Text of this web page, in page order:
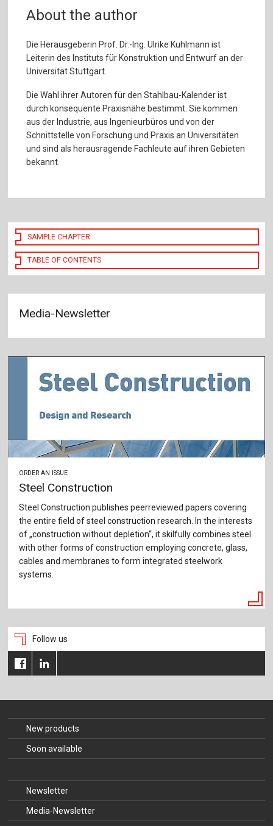
About the author
Die Herausgeberin Prof. Dr.-Ing. Ulrike Kuhlmann ist
Leiterin des Instituts für Konstruktion und Entwurf an der
Universität Stuttgart.
Die Wahl ihrer Autoren für den Stahlbau-Kalender ist
durch konsequente Praxisnähe bestimmt. Sie kommen
aus der Industrie, aus Ingenieurbüros und von der
Schnittstelle von Forschung und Praxis an Universitäten
und sind als herausragende Fachleute auf ihren Gebieten
bekannt.
SAMPLE CHAPTER
TABLE OF CONTENTS
Media-Newsletter
ORDER AN ISSUE
Steel Construction
Steel Construction publishes peerreviewed papers covering
the entire field of steel construction research. In the interests
of „construction without depletion“, it skilfully combines steel
with other forms of construction employing concrete, glass,
cables and membranes to form integrated steelwork
systems.
Follow us
New products
Soon available
Newsletter
Media-Newsletter